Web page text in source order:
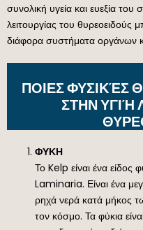
συνολική υγεία και ευεξία
λειτουργίας του θυρεοειδούς
διάφορα συστήματα οργάνων
ΠΟΙΕΣ ΦΥΣΙΚΈΣ
ΣΤΗΝ ΥΓΙΉ
ΦΥΚΗ
Το Kelp είναι ένα είδος
Laminaria. Είναι ένα
ρηχά νερά κατά μήκος
τον κόσμο. Τα φύκια